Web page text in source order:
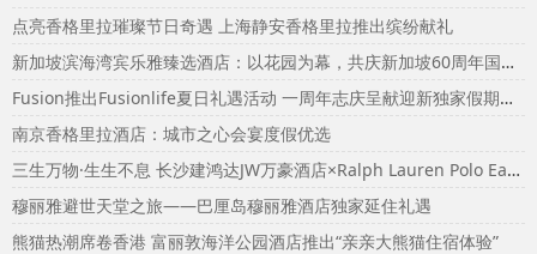
点亮香格里拉璀璨节日奇遇 上海静安香格里拉推出缤纷献礼
新加坡滨海湾宾乐雅臻选酒店：以花园为幕，共庆新加坡60周年国庆盛宴
Fusion推出Fusionlife夏日礼遇活动 一周年志庆呈献迎新独家假期奖赏
南京香格里拉酒店：城市之心会宴度假优选
三生万物·生生不息 长沙建鸿达JW万豪酒店×Ralph Lauren Polo Earth开启可持续生活旅行美学
穆丽雅避世天堂之旅——巴厘岛穆丽雅酒店独家延住礼遇
熊猫热潮席卷香港 富丽敦海洋公园酒店推出“亲亲大熊猫住宿体验”